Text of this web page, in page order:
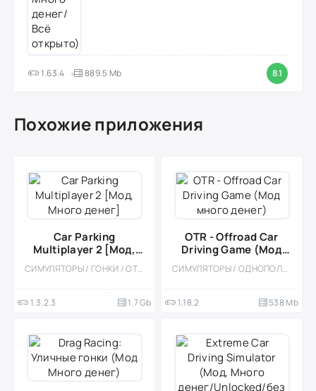
1.63.4 889.5 Mb 8.1
Похожие приложения
Car Parking
Multiplayer 2 [Мод,
Много денег]
СИМУЛЯТОРЫ / ГОНКИ / ОТКРЫТЫЙ МИР / КАЗУАЛЬНЫЕ / СТИЛИЗАЦИЯ / 3D / ВСТРОЕННЫЙ КЕШ / БОЛЬШАЯ / МОД / ФИЗИКА
1.3.2.3 1.7 Gb
OTR - Offroad Car
Driving Game (Мод
много денег)
СИМУЛЯТОРЫ / ОДНОПОЛЬЗОВАТЕЛЬСКИЕ / СТИЛИЗАЦИЯ / ОФЛАЙН / МОД / 3D / ЭКСТРЕМАЛЬНАЯ ЕЗДА / ВСТРОЕННЫЙ КЕШ / СОРЕВНОВАТЕЛЬНАЯ / МНОГОПОЛЬЗОВАТЕЛЬСКАЯ / PVP
1.18.2 538 Mb